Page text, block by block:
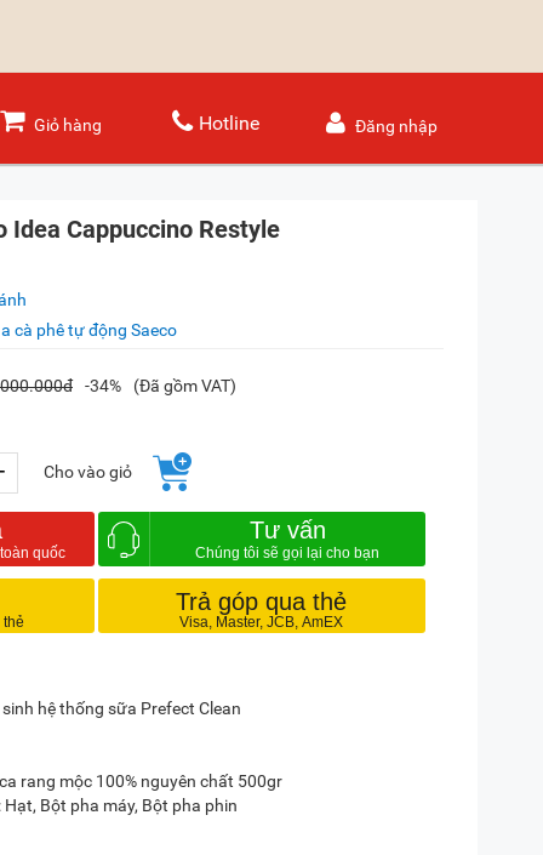
Giỏ hàng Hotline Đăng nhập
Idea Cappuccino Restyle
cà phê tự động Saeco
-34% (Đã gồm VAT)
Cho vào giỏ
Tư vấn
Trả góp qua thẻ
hệ thống sữa Prefect Clean
rang mộc 100% nguyên chất 500gr
Hạt, Bột pha máy, Bột pha phin